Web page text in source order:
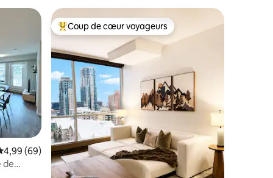
: 4,92 sur 5
appréciés
moyenne sur la base de 69 commentaires : 4,99 sur 5
4,99 (69)
de
Coups de cœur voyageurs les plus appréciés
Coup de cœur voyageurs